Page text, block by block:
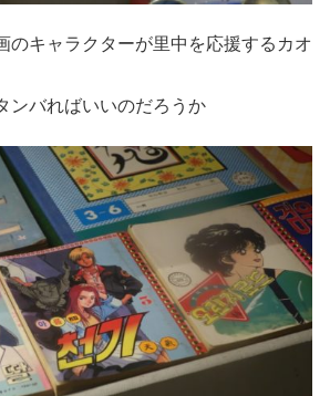
のキャラクターが里中を応援するカオ
ンバればいいのだろうか